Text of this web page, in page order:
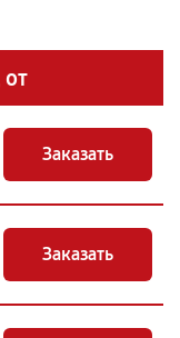
Заказать
Заказать